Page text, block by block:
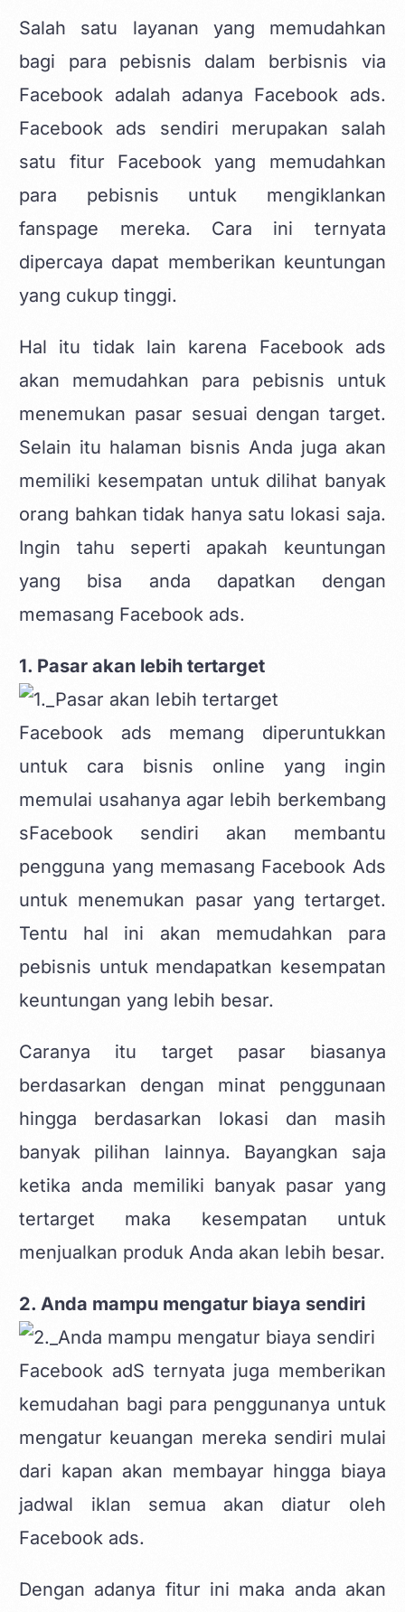
Salah satu layanan yang memudahkan
bagi para pebisnis dalam berbisnis via
Facebook adalah adanya Facebook ads.
Facebook ads sendiri merupakan salah
satu fitur Facebook yang memudahkan
para pebisnis untuk mengiklankan
fanspage mereka. Cara ini ternyata
dipercaya dapat memberikan keuntungan
yang cukup tinggi.
Hal itu tidak lain karena Facebook ads
akan memudahkan para pebisnis untuk
menemukan pasar sesuai dengan target.
Selain itu halaman bisnis Anda juga akan
memiliki kesempatan untuk dilihat banyak
orang bahkan tidak hanya satu lokasi saja.
Ingin tahu seperti apakah keuntungan
yang bisa anda dapatkan dengan
memasang Facebook ads.
1. Pasar akan lebih tertarget
Facebook ads memang diperuntukkan
untuk cara bisnis online yang ingin
memulai usahanya agar lebih berkembang
sFacebook sendiri akan membantu
pengguna yang memasang Facebook Ads
untuk menemukan pasar yang tertarget.
Tentu hal ini akan memudahkan para
pebisnis untuk mendapatkan kesempatan
keuntungan yang lebih besar.
Caranya itu target pasar biasanya
berdasarkan dengan minat penggunaan
hingga berdasarkan lokasi dan masih
banyak pilihan lainnya. Bayangkan saja
ketika anda memiliki banyak pasar yang
tertarget maka kesempatan untuk
menjualkan produk Anda akan lebih besar.
2. Anda mampu mengatur biaya sendiri
Facebook adS ternyata juga memberikan
kemudahan bagi para penggunanya untuk
mengatur keuangan mereka sendiri mulai
dari kapan akan membayar hingga biaya
jadwal iklan semua akan diatur oleh
Facebook ads.
Dengan adanya fitur ini maka anda akan